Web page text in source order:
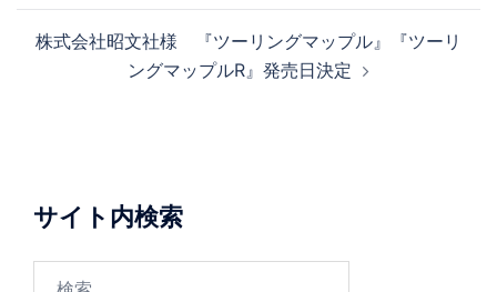
ビ
ン
株式会社昭文社様 『ツーリングマップル』『ツーリ
ングマップルR』発売日決定
サイト内検索